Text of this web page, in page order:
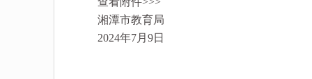
湘潭市教育局
2024年7月9日